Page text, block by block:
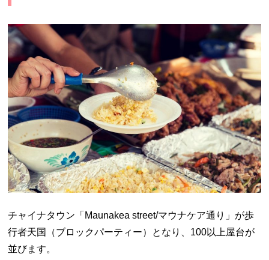
チャイナタウン「Maunakea street/マウナケア通り」が歩
行者天国（ブロックパーティー）となり、100以上屋台が
並びます。